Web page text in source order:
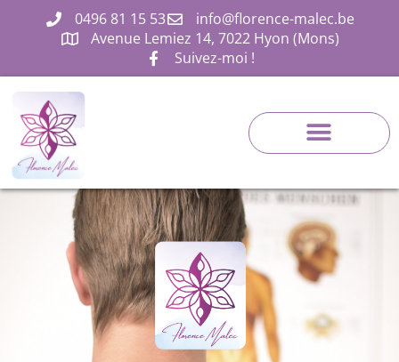
0496 81 15 53
info@florence-malec.be
Avenue Lemiez 14, 7022 Hyon (Mons)
Suivez-moi !